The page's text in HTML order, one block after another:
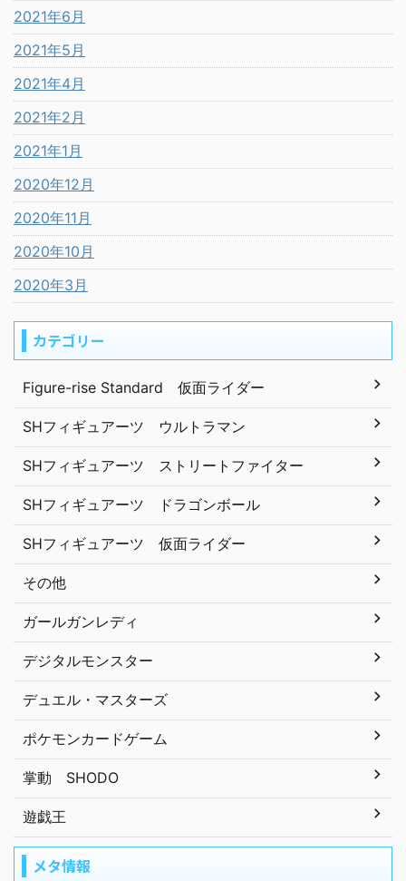
2021年6月
2021年5月
2021年4月
2021年2月
2021年1月
2020年12月
2020年11月
2020年10月
2020年3月
カテゴリー
Figure-rise Standard 仮面ライダー
SHフィギュアーツ ウルトラマン
SHフィギュアーツ ストリートファイター
SHフィギュアーツ ドラゴンボール
SHフィギュアーツ 仮面ライダー
その他
ガールガンレディ
デジタルモンスター
デュエル・マスターズ
ポケモンカードゲーム
掌動 SHODO
遊戯王
メタ情報